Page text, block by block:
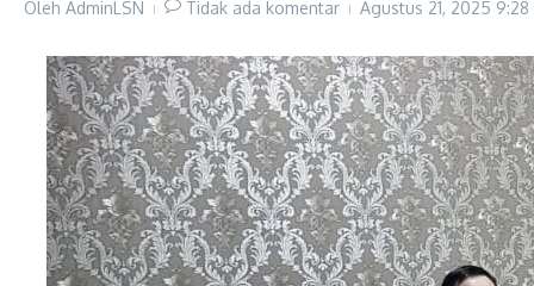
Oleh AdminLSN Tidak ada komentar Agustus 21, 2025 9:28